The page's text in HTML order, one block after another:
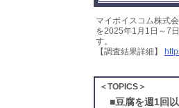
マイボイスコム株式
を2025年1月1日～7
す。
【調査結果詳細】
＜TOPICS＞
■豆腐を週1回